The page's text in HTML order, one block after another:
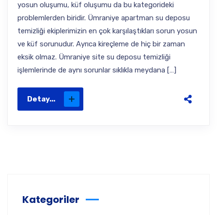
yosun oluşumu, küf oluşumu da bu kategorideki
problemlerden biridir. Ümraniye apartman su deposu
temizliği ekiplerimizin en çok karşılaştıkları sorun yosun
ve küf sorunudur. Ayrıca kireçleme de hiç bir zaman
eksik olmaz. Ümraniye site su deposu temizliği
işlemlerinde de aynı sorunlar sıklıkla meydana […]
Detay...
Kategoriler